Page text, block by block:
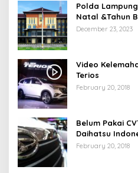
Polda
Natal &Tahun
Saat Melintas
December 23, 2023
Video
Terios
February 20, 2018
Belum Pakai
Daihatsu
February 20, 2018